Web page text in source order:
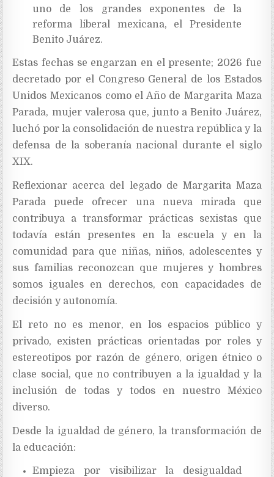
uno de los grandes exponentes de la
reforma liberal mexicana, el Presidente
Benito Juárez.
Estas fechas se engarzan en el presente; 2026 fue
decretado por el Congreso General de los Estados
Unidos Mexicanos como el Año de Margarita Maza
Parada, mujer valerosa que, junto a Benito Juárez,
luchó por la consolidación de nuestra república y la
defensa de la soberanía nacional durante el siglo
XIX.
Reflexionar acerca del legado de Margarita Maza
Parada puede ofrecer una nueva mirada que
contribuya a transformar prácticas sexistas que
todavía están presentes en la escuela y en la
comunidad para que niñas, niños, adolescentes y
sus familias reconozcan que mujeres y hombres
somos iguales en derechos, con capacidades de
decisión y autonomía.
El reto no es menor, en los espacios público y
privado, existen prácticas orientadas por roles y
estereotipos por razón de género, origen étnico o
clase social, que no contribuyen a la igualdad y la
inclusión de todas y todos en nuestro México
diverso.
Desde la igualdad de género, la transformación de
la educación:
Empieza por visibilizar la desigualdad